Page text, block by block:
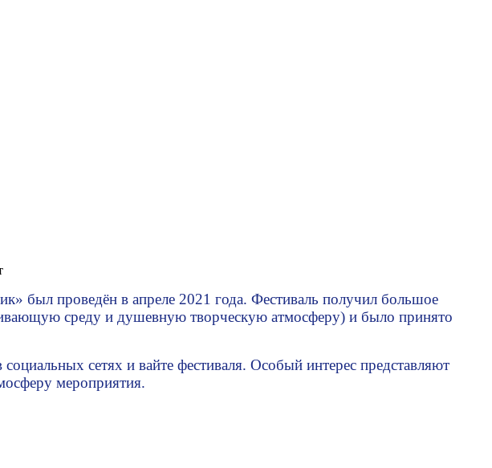
был проведён в апреле 2021 года. Фестиваль получил большое
среду и душевную творческую атмосферу) и было принято
сетях и вайте фестиваля. Особый интерес представляют
мероприятия.